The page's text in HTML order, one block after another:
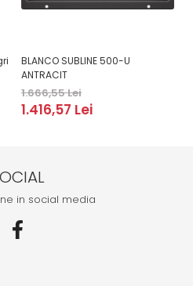
BLANCO SUBLINE 500-U
ANTRACIT
1.666,55 Lei
1.416,57 Lei
in social media